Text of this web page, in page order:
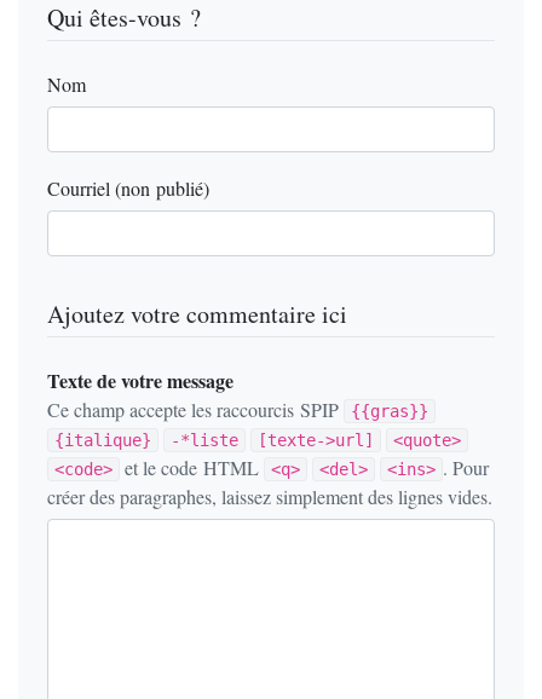
Qui êtes-vous ?
Nom
Courriel (non publié)
Ajoutez votre commentaire ici
Texte de votre message
Ce champ accepte les raccourcis SPIP
{{gras}}
{italique}
-*liste [texte->url]
<quote>
<code>
et le code HTML <q> <del> <ins> . Pour
créer des paragraphes, laissez simplement des lignes vides.